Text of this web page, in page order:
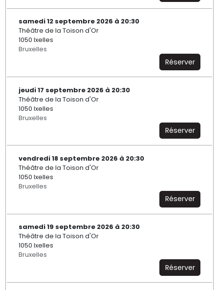
samedi 12 septembre 2026 à 20:30
Théâtre de la Toison d'Or
1050 Ixelles
Bruxelles
Réserver
jeudi 17 septembre 2026 à 20:30
Théâtre de la Toison d'Or
1050 Ixelles
Bruxelles
Réserver
vendredi 18 septembre 2026 à 20:30
Théâtre de la Toison d'Or
1050 Ixelles
Bruxelles
Réserver
samedi 19 septembre 2026 à 20:30
Théâtre de la Toison d'Or
1050 Ixelles
Bruxelles
Réserver